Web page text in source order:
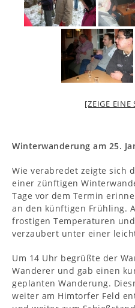
[ZEIGE EINE
Winterwanderung am 25.
Wie verabredet zeigte sich
einer zünftigen
Tage vor dem Termin
an den künftigen Frühling.
frostigen Temperaturen
verzaubert unter einer
Um 14 Uhr begrüßte der
Wanderer und gab einen
geplanten Wanderung.
weiter am Himtorfer Feld